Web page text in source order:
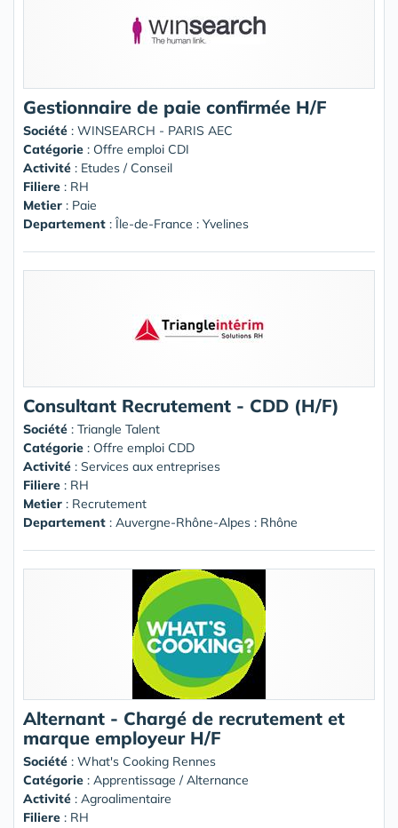
Gestionnaire de paie confirmée H/F
Société : WINSEARCH - PARIS AEC
Catégorie : Offre emploi CDI
Activité : Etudes / Conseil
Filiere : RH
Metier : Paie
Departement : Île-de-France : Yvelines
Consultant Recrutement - CDD (H/F)
Société : Triangle Talent
Catégorie : Offre emploi CDD
Activité : Services aux entreprises
Filiere : RH
Metier : Recrutement
Departement : Auvergne-Rhône-Alpes : Rhône
Alternant - Chargé de recrutement et
marque employeur H/F
Société : What's Cooking Rennes
Catégorie : Apprentissage / Alternance
Activité : Agroalimentaire
Filiere : RH